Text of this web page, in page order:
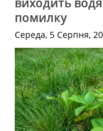
помилку
Середа, 5 Серпня,